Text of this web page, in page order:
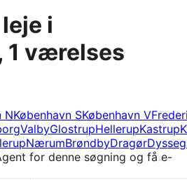
i
1 værelses
NKøbenhavn SKøbenhavn V
ValbyGlostrupHellerupKastrup
NærumBrøndbyDragør
for denne søgning og få e-